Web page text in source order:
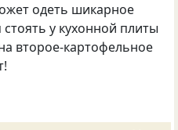
одеть шикарное
у кухонной плиты
второе-картофельное